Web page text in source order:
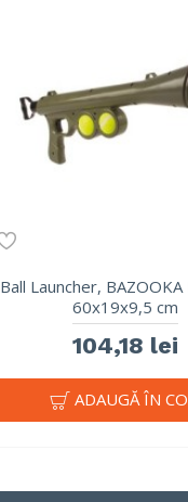
Ball Launcher, BAZOOKA
60x19x9,5 cm
104,18 lei
ADAUGĂ ÎN